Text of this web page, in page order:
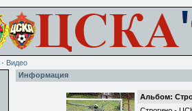
· Видео
Информация
Альбом: